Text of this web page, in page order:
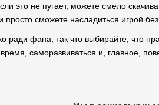
это не пугает, можете смело
просто сможете насладиться игрой
ради фана, так что выбирайте, что
саморазвиваться и, главное,